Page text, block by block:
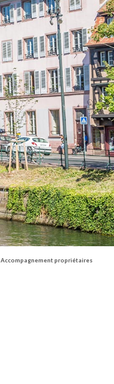
Accompagnement propriétaires